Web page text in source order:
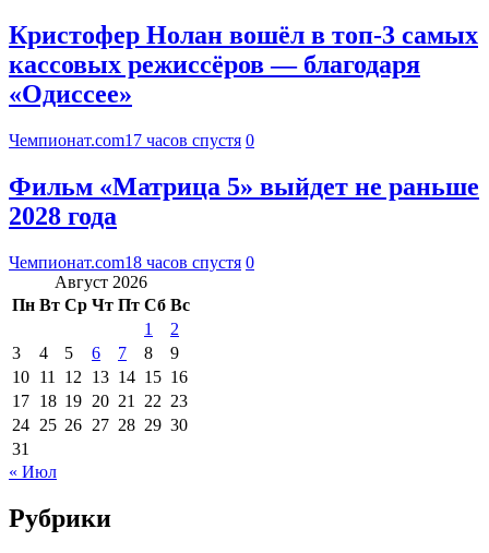
Кристофер Нолан вошёл в топ-3 самых
кассовых режиссёров — благодаря
«Одиссее»
Чемпионат.com17 часов спустя 0
Фильм «Матрица 5» выйдет не раньше
2028 года
Чемпионат.com18 часов спустя 0
Август 2026
Пн Вт Ср Чт Пт Сб Вс
1
2
3
4 5 6 7 8
9
10 11 12 13 14 15 16
17 18 19 20 21 22 23
24 25 26 27 28 29 30
31
« Июл
Рубрики